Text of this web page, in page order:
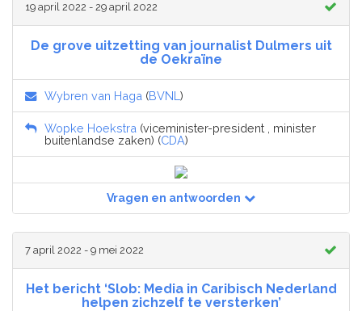
19 april 2022 - 29 april 2022
De grove uitzetting van journalist Dulmers uit
de Oekraïne
Wybren van Haga (BVNL )
Wopke Hoekstra (viceminister-president , minister
buitenlandse zaken) (CDA)
Vragen en antwoorden
7 april 2022 - 9 mei 2022
Het bericht ‘Slob: Media in Caribisch Nederland
helpen zichzelf te versterken’